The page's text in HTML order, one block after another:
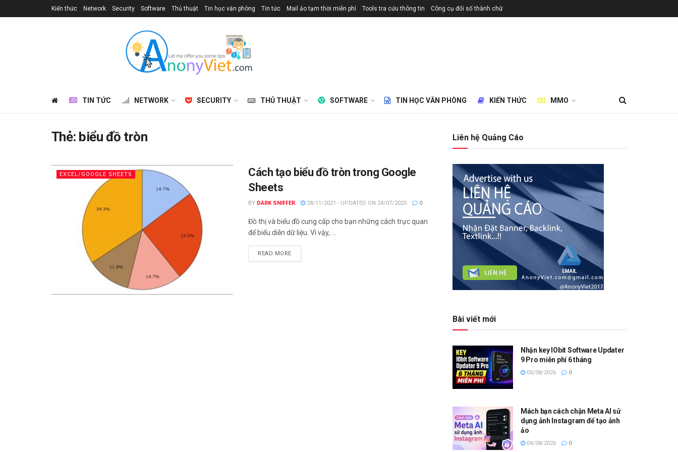
Kiến thức Network Security Software Thủ thuật Tin học văn phòng Tin tức Mail ảo tạm thời miễn phí Tools tra cứu thông tin Công cụ đổi số thành chữ
TIN TỨC NETWORK SECURITY THỦ THUẬT SOFTWARE TIN HỌC VĂN PHÒNG KIẾN THỨC MMO
Thẻ: biểu đồ tròn
EXCEL/GOOGLE SHEETS
Cách tạo biểu đồ tròn trong Google
Sheets
BY DARK SNIFFER 28/11/2021 - UPDATED ON 24/07/2025 0
Đồ thị và biểu đồ cung cấp cho bạn những cách trực quan
để biểu diễn dữ liệu. Vì vậy, ...
READ MOREDETAILS
Liên hệ Quảng Cáo
Bài viết mới
Nhận key IObit Software Updater
9 Pro miễn phí 6 tháng
05/08/2026 0
Mách bạn cách chặn Meta AI sử
dụng ảnh Instagram để tạo ảnh
ảo
04/08/2026 0